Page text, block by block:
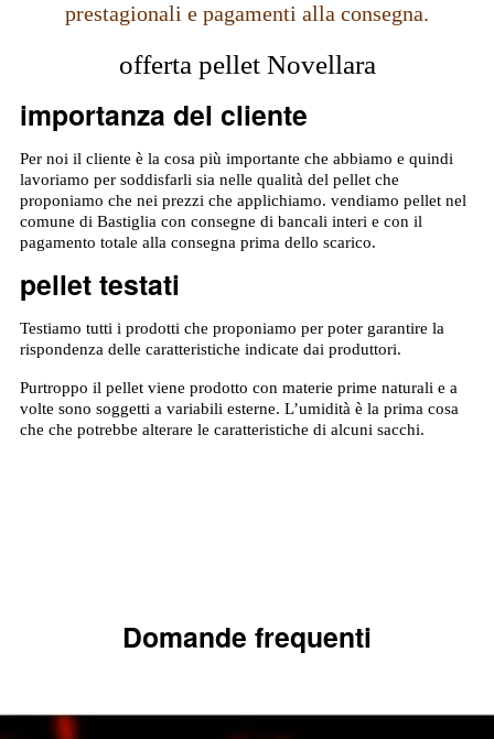
prestagionali e pagamenti alla consegna.
offerta pellet Novellara
importanza del cliente
Per noi il cliente è la cosa più importante che abbiamo e quindi
lavoriamo per soddisfarli sia nelle qualità del pellet che
proponiamo che nei prezzi che applichiamo. vendiamo pellet nel
comune di Bastiglia con consegne di bancali interi e con il
pagamento totale alla consegna prima dello scarico.
pellet testati
Testiamo tutti i prodotti che proponiamo per poter garantire la
rispondenza delle caratteristiche indicate dai produttori.
Purtroppo il pellet viene prodotto con materie prime naturali e a
volte sono soggetti a variabili esterne. L’umidità è la prima cosa
che che potrebbe alterare le caratteristiche di alcuni sacchi.
Domande frequenti